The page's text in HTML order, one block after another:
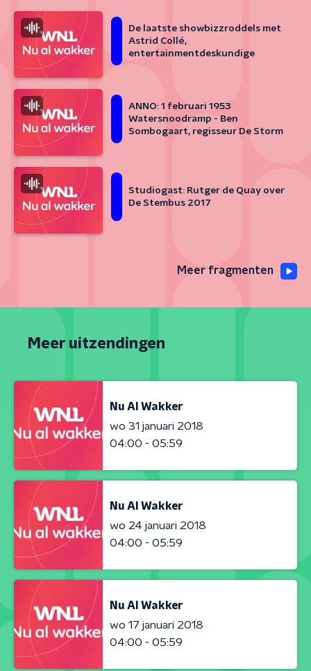
De laatste showbizzroddels met
Astrid Collé,
entertainmentdeskundige
ANNO: 1 februari 1953
Watersnoodramp - Ben
Sombogaart, regisseur De Storm
Studiogast: Rutger de Quay over
De Stembus 2017
Meer fragmenten
Meer uitzendingen
Nu Al Wakker
wo 31 januari 2018
04:00 - 05:59
Nu Al Wakker
wo 24 januari 2018
04:00 - 05:59
Nu Al Wakker
wo 17 januari 2018
04:00 - 05:59